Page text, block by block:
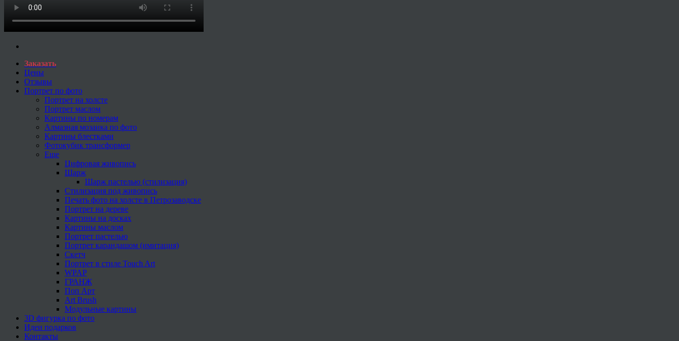
Заказать
Цены
Отзывы
Портрет по фото
Портрет на холсте
Портрет маслом
Картины по номерам
Алмазная мозаика по фото
Картины блестками
Фотокубик трансформер
Еще
Цифровая живопись
Шарж
Шарж пастелью (стилизация)
Стилизация под живопись
Печать фото на холсте в Петрозаводске
Портрет на дереве
Картины на досках
Картины маслом
Портрет пастелью
Портрет карандашом (имитация)
Скетч
Портрет в стиле Touch Art
WPAP
ГРАНЖ
Поп Арт
Art Brush
Модульные картины
3D фигурка по фото
Идеи подарков
Контакты